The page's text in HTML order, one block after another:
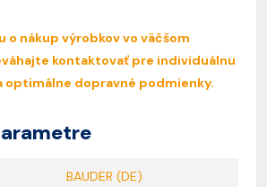
o nákup výrobkov vo väčšom
kontaktovať pre individuálnu
optimálne dopravné podmienky.
BAUDER (DE)